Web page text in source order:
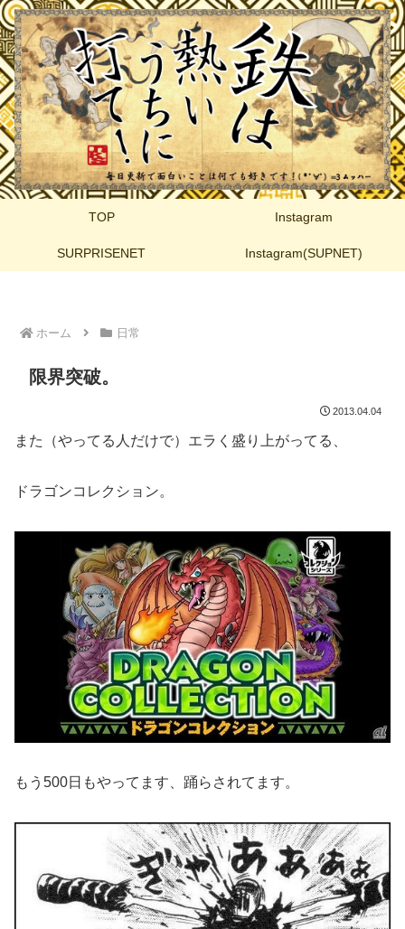
TOP Instagram
SURPRISENET Instagram(SUPNET)
ホーム 日常
限界突破。
2013.04.04
また（やってる人だけで）エラく盛り上がってる、
ドラゴンコレクション。
もう500日もやってます、踊らされてます。